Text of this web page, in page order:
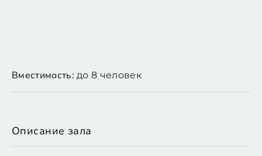
Вместимость: до 8 человек
Описание зала